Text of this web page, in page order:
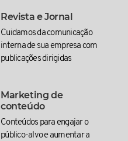
Revista e Jornal
Cuidamos da comunicação
interna de sua empresa com
publicações dirigidas
Marketing de
conteúdo
Conteúdos para engajar o
público-alvo e aumentar a